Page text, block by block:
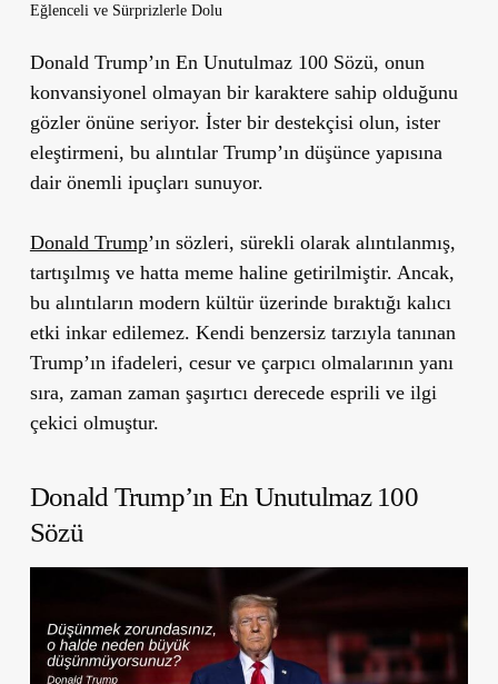
Eğlenceli ve Sürprizlerle Dolu
Donald Trump’ın En Unutulmaz 100 Sözü, onun
konvansiyonel olmayan bir karaktere sahip olduğunu
gözler önüne seriyor. İster bir destekçisi olun, ister
eleştirmeni, bu alıntılar Trump’ın düşünce yapısına
dair önemli ipuçları sunuyor.
Donald Trump’ın sözleri, sürekli olarak alıntılanmış,
tartışılmış ve hatta meme haline getirilmiştir. Ancak,
bu alıntıların modern kültür üzerinde bıraktığı kalıcı
etki inkar edilemez. Kendi benzersiz tarzıyla tanınan
Trump’ın ifadeleri, cesur ve çarpıcı olmalarının yanı
sıra, zaman zaman şaşırtıcı derecede esprili ve ilgi
çekici olmuştur.
Donald Trump’ın En Unutulmaz 100
Sözü